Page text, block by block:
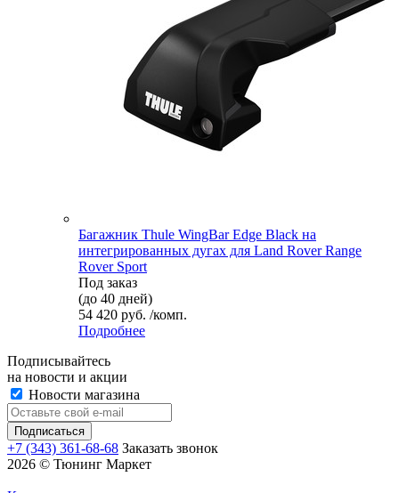
Багажник Thule WingBar Edge Black на
интегрированных дугах для Land Rover Range
Rover Sport
Под заказ
(до 40 дней)
54 420 руб. /комп.
Подробнее
Подписывайтесь
на новости и акции
Новости магазина
+7 (343) 361-68-68 Заказать звонок
2026 © Тюнинг Маркет